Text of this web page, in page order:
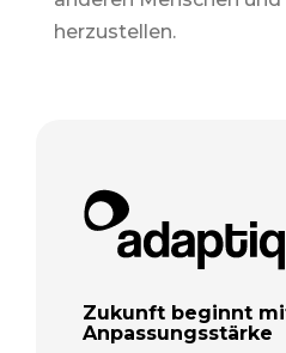
herzustellen.
Zukunft beginnt
Anpassungsstärke